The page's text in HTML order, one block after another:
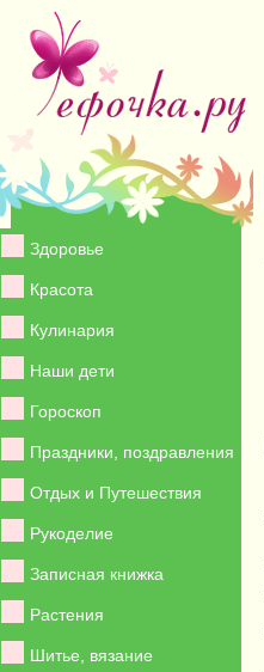
Здоровье
Красота
Кулинария
Наши дети
Гороскоп
Праздники, поздравления
Отдых и Путешествия
Рукоделие
Записная книжка
Растения
Шитье, вязание